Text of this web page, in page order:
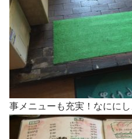
事メニューも充実！なにに